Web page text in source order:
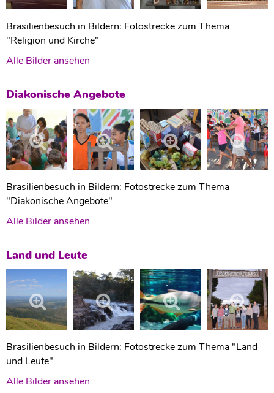
Brasilienbesuch in Bildern: Fotostrecke zum Thema
"Religion und Kirche"
Alle Bilder ansehen
Diakonische Angebote
Brasilienbesuch in Bildern: Fotostrecke zum Thema
"Diakonische Angebote"
Alle Bilder ansehen
Land und Leute
Brasilienbesuch in Bildern: Fotostrecke zum Thema "Land
und Leute"
Alle Bilder ansehen